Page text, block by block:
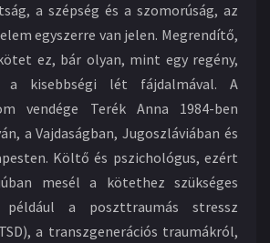
a szépség és a szomorúság, az
egyszerre van jelen. Megrendítő,
ez, bár olyan, mint egy regény,
a kisebbségi lét fájdalmával. A
vendége Terék Anna 1984-ben
a Vajdaságban, Jugoszláviában és
Költő és pszichológus, ezért
mesél a kötethez szükséges
a poszttraumás stressz
a transzgenerációs traumákról,